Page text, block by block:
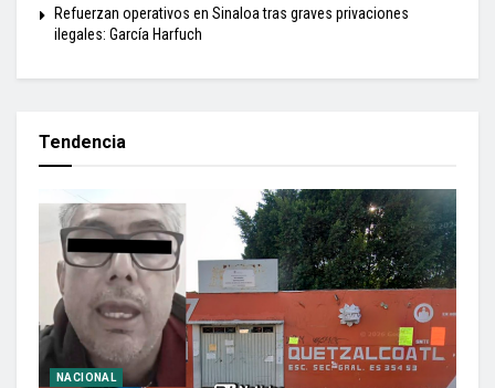
Refuerzan operativos en Sinaloa tras graves privaciones
ilegales: García Harfuch
Tendencia
NACIONAL